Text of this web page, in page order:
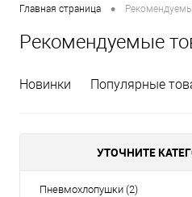
Главная страница •
Рекомендуемые
Новинки Популярные
УТОЧНИТЕ
Пневмохлопушки (2)